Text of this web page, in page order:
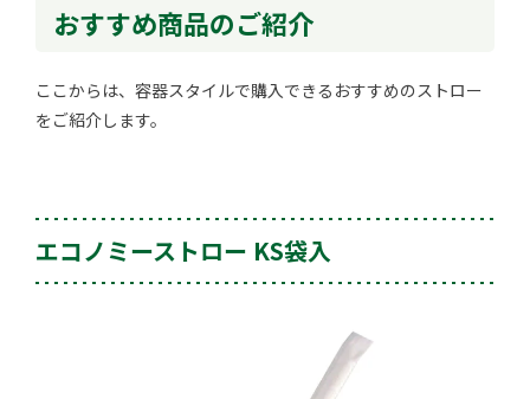
おすすめ商品のご紹介
ここからは、容器スタイルで購入できるおすすめのストロー
をご紹介します。
エコノミーストロー KS袋入